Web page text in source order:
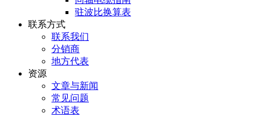
驻波比换算表
联系方式
联系我们
分销商
地方代表
资源
文章与新闻
常见问题
术语表